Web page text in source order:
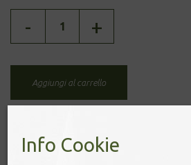
quantità
- +
Aggiungi al carrello
Info Cookie